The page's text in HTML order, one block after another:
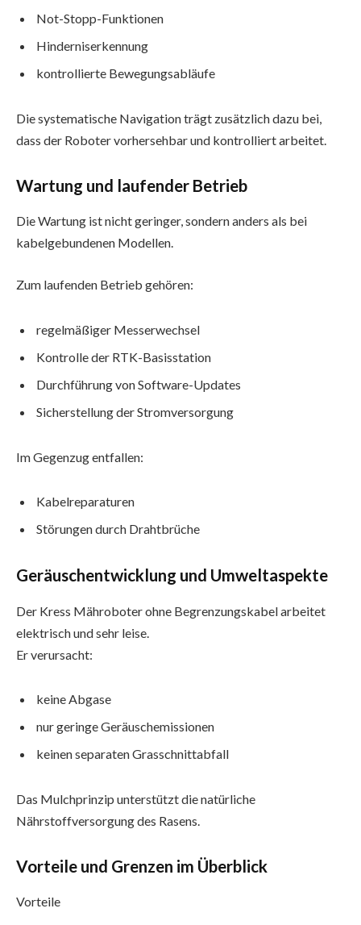
Not-Stopp-Funktionen
Hinderniserkennung
kontrollierte Bewegungsabläufe
Die systematische Navigation trägt zusätzlich dazu bei,
dass der Roboter vorhersehbar und kontrolliert arbeitet.
Wartung und laufender Betrieb
Die Wartung ist nicht geringer, sondern anders als bei
kabelgebundenen Modellen.
Zum laufenden Betrieb gehören:
regelmäßiger Messerwechsel
Kontrolle der RTK-Basisstation
Durchführung von Software-Updates
Sicherstellung der Stromversorgung
Im Gegenzug entfallen:
Kabelreparaturen
Störungen durch Drahtbrüche
Geräuschentwicklung und Umweltaspekte
Der Kress Mähroboter ohne Begrenzungskabel arbeitet
elektrisch und sehr leise.
Er verursacht:
keine Abgase
nur geringe Geräuschemissionen
keinen separaten Grasschnittabfall
Das Mulchprinzip unterstützt die natürliche
Nährstoffversorgung des Rasens.
Vorteile und Grenzen im Überblick
Vorteile